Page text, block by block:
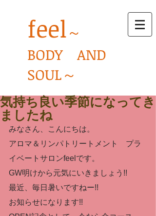
feel～
BODY AND
SOUL～
気持ち良い季節になってき
ましたね
みなさん、こんにちは。
アロマ＆リンパトリートメント　プラ
イベートサロンfeelです。
GW明けから元気にいきましょう!!
最近、毎日暑いですねー!!
お知らせになります!!